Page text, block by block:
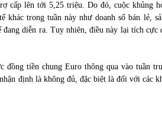
cấp lên tới 5,25 triệu. Do đó, cuộc khủng
trong tuần này như doanh số bán lẻ,
đang diễn ra. Tuy nhiên, điều này lại tích
tiền chung Euro thông qua vào tuần
định là không đủ, đặc biệt là đối với các